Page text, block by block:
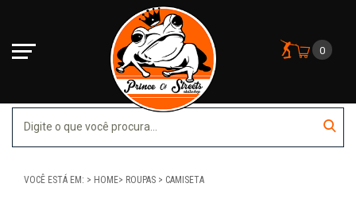
0
VOCÊ ESTÁ EM: HOME ROUPAS CAMISETA